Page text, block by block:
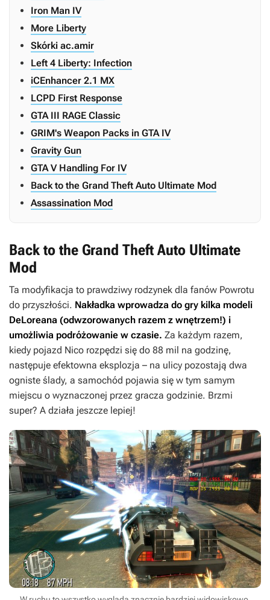
Iron Man IV
More Liberty
Skórki ac.amir
Left 4 Liberty: Infection
iCEnhancer 2.1 MX
LCPD First Response
GTA III RAGE Classic
GRIM's Weapon Packs in GTA IV
Gravity Gun
GTA V Handling For IV
Back to the Grand Theft Auto Ultimate Mod
Assassination Mod
Back to the Grand Theft Auto Ultimate
Mod
Ta modyfikacja to prawdziwy rodzynek dla fanów Powrotu
do przyszłości. Nakładka wprowadza do gry kilka modeli
DeLoreana (odwzorowanych razem z wnętrzem!) i
umożliwia podróżowanie w czasie. Za każdym razem,
kiedy pojazd Nico rozpędzi się do 88 mil na godzinę,
następuje efektowna eksplozja – na ulicy pozostają dwa
ogniste ślady, a samochód pojawia się w tym samym
miejscu o wyznaczonej przez gracza godzinie. Brzmi
super? A działa jeszcze lepiej!